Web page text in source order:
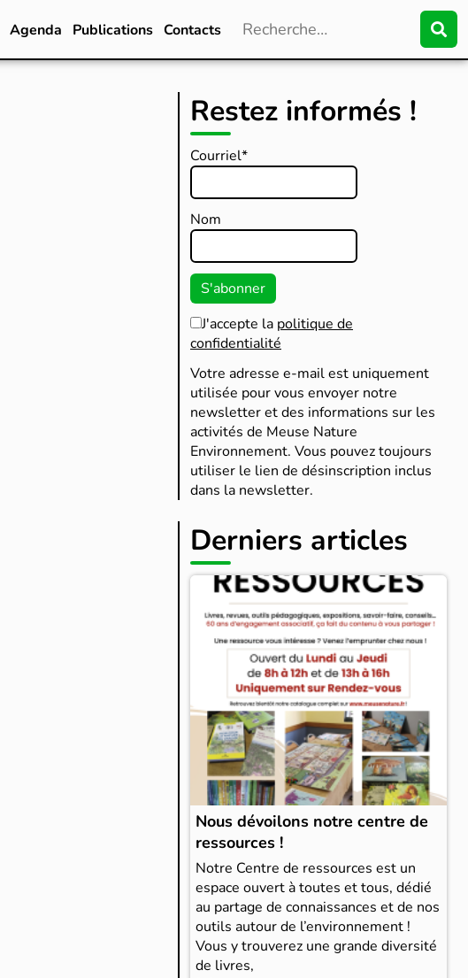
Agenda Publications Contacts
Restez informés !
Courriel*
Nom
J'accepte la politique de
confidentialité
Votre adresse e-mail est uniquement
utilisée pour vous envoyer notre
newsletter et des informations sur les
activités de Meuse Nature
Environnement. Vous pouvez toujours
utiliser le lien de désinscription inclus
dans la newsletter.
Derniers articles
Nous dévoilons notre centre de
ressources !
Notre Centre de ressources est un
espace ouvert à toutes et tous, dédié
au partage de connaissances et de nos
outils autour de l’environnement !
Vous y trouverez une grande diversité
de livres,